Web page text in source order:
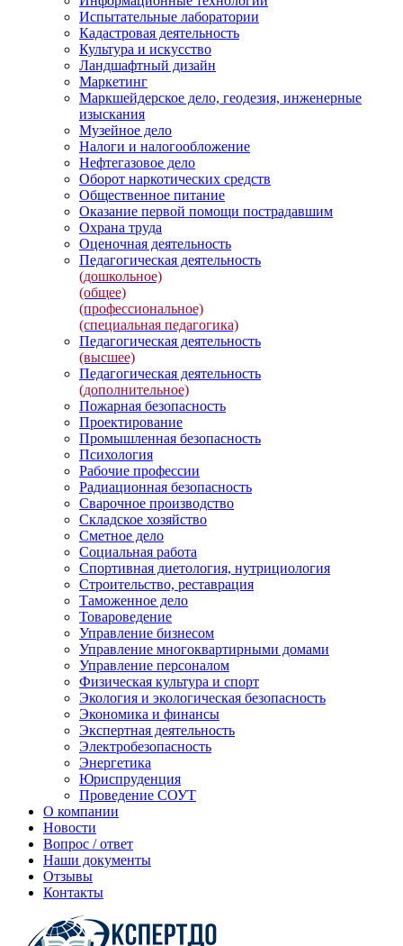
Испытательные лаборатории
Кадастровая деятельность
Культура и искусство
Ландшафтный дизайн
Маркетинг
Маркшейдерское дело, геодезия, инженерные
изыскания
Музейное дело
Налоги и налогообложение
Нефтегазовое дело
Оборот наркотических средств
Общественное питание
Оказание первой помощи пострадавшим
Охрана труда
Оценочная деятельность
Педагогическая деятельность
(дошкольное)
(общее)
(профессиональное)
(специальная педагогика)
Педагогическая деятельность
(высшее)
Педагогическая деятельность
(дополнительное)
Пожарная безопасность
Проектирование
Промышленная безопасность
Психология
Рабочие профессии
Радиационная безопасность
Сварочное производство
Складское хозяйство
Сметное дело
Социальная работа
Спортивная диетология, нутрициология
Строительство, реставрация
Таможенное дело
Товароведение
Управление бизнесом
Управление многоквартирными домами
Управление персоналом
Физическая культура и спорт
Экология и экологическая безопасность
Экономика и финансы
Экспертная деятельность
Электробезопасность
Энергетика
Юриспруденция
Проведение СОУТ
О компании
Новости
Вопрос / ответ
Наши документы
Отзывы
Контакты